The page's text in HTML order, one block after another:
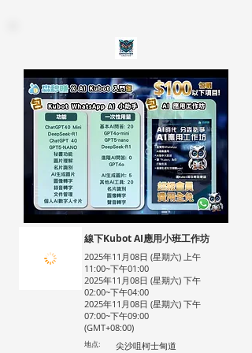
線下Kubot AI應用小班工作坊
2025年11月08日 (星期六) 上午
11:00~下午01:00
2025年11月08日 (星期六) 下午
02:00~下午04:00
2025年11月08日 (星期六) 下午
07:00~下午09:00
(GMT+08:00)
地点: 尖沙咀柯士甸道